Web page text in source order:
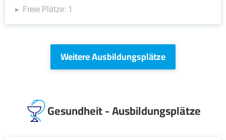
Freie Plätze: 1
Weitere Ausbildungsplätze
Gesundheit - Ausbildungsplätze